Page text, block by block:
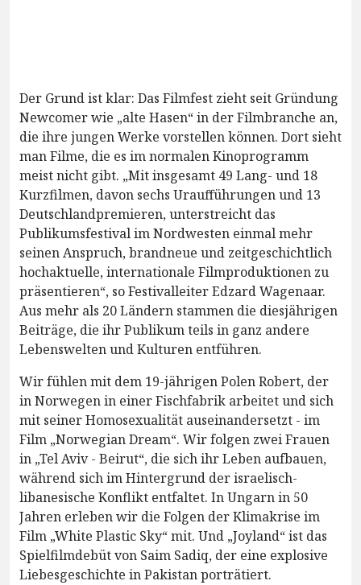
Der Grund ist klar: Das Filmfest zieht seit Gründung
Newcomer wie „alte Hasen“ in der Filmbranche an,
die ihre jungen Werke vorstellen können. Dort sieht
man Filme, die es im normalen Kinoprogramm
meist nicht gibt. „Mit insgesamt 49 Lang- und 18
Kurzfilmen, davon sechs Uraufführungen und 13
Deutschlandpremieren, unterstreicht das
Publikumsfestival im Nordwesten einmal mehr
seinen Anspruch, brandneue und zeitgeschichtlich
hochaktuelle, internationale Filmproduktionen zu
präsentieren“, so Festivalleiter Edzard Wagenaar.
Aus mehr als 20 Ländern stammen die diesjährigen
Beiträge, die ihr Publikum teils in ganz andere
Lebenswelten und Kulturen entführen.
Wir fühlen mit dem 19-jährigen Polen Robert, der
in Norwegen in einer Fischfabrik arbeitet und sich
mit seiner Homosexualität auseinandersetzt - im
Film „Norwegian Dream“. Wir folgen zwei Frauen
in „Tel Aviv - Beirut“, die sich ihr Leben aufbauen,
während sich im Hintergrund der israelisch-
libanesische Konflikt entfaltet. In Ungarn in 50
Jahren erleben wir die Folgen der Klimakrise im
Film „White Plastic Sky“ mit. Und „Joyland“ ist das
Spielfilmdebüt von Saim Sadiq, der eine explosive
Liebesgeschichte in Pakistan porträtiert.